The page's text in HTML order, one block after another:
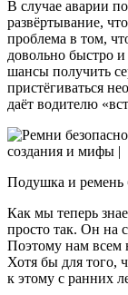
В случае аварии
развёртывание,
проблема в том,
довольно быстро
шансы получить
пристёгиваться
даёт водителю
Подушка и ремень
Как мы теперь
просто так. Он на
Поэтому нам всем
Хотя бы для того,
к этому с ранних